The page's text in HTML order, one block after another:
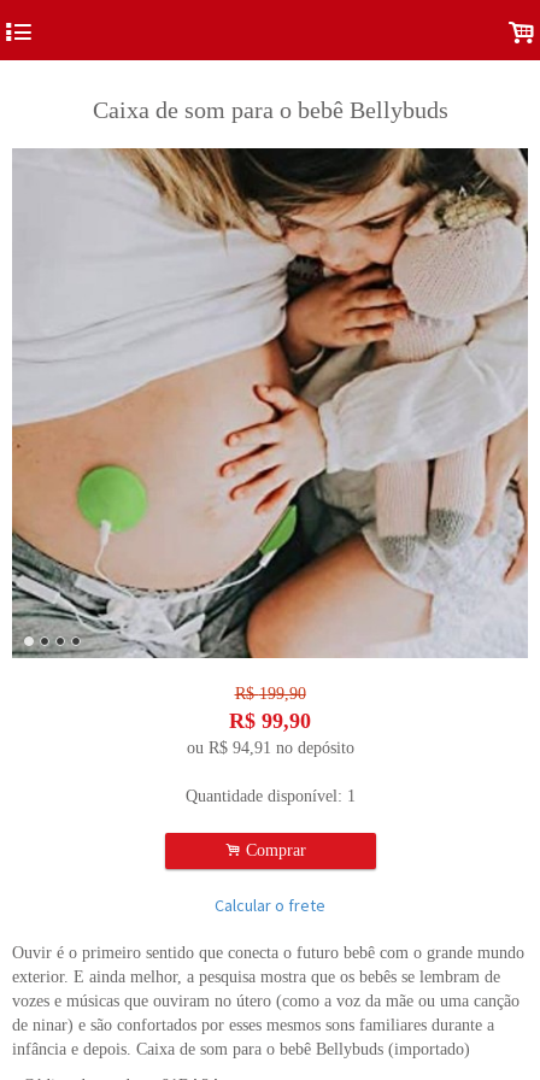
4 .
Caixa de som para o bebê Bellybuds
R$199,90
R$ 99,90
ou R$ 94,91 no depósito
Quantidade disponível: 1
. Comprar
Calcular o frete
Ouvir é o primeiro sentido que conecta o futuro bebê com o grande mundo
exterior. E ainda melhor, a pesquisa mostra que os bebês se lembram de
vozes e músicas que ouviram no útero (como a voz da mãe ou uma canção
de ninar) e são confortados por esses mesmos sons familiares durante a
infância e depois. Caixa de som para o bebê Bellybuds (importado)